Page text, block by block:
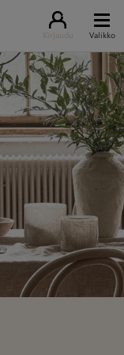
Kirjaudu Valikko